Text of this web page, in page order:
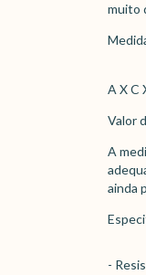
muito
A X C
Valor
A
ainda
-